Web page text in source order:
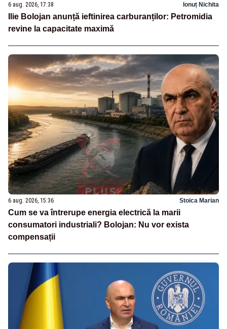
6 aug. 2026, 17:38 Ionuț Nichita
Ilie Bolojan anunță ieftinirea carburanților: Petromidia
revine la capacitate maximă
6 aug. 2026, 15:36 Stoica Marian
Cum se va întrerupe energia electrică la marii
consumatori industriali? Bolojan: Nu vor exista
compensații